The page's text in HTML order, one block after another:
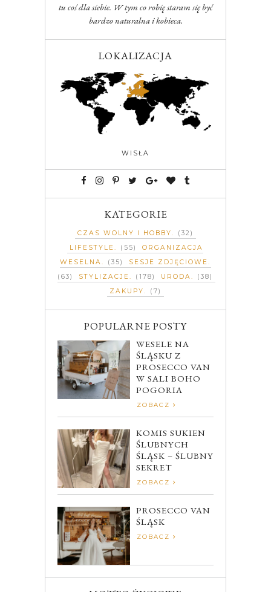
tu coś dla siebie. W tym co robię staram się być
bardzo naturalna i kobieca.
LOKALIZACJA
WISŁA
KATEGORIE
CZAS WOLNY I HOBBY
(32)
LIFESTYLE
(55)
ORGANIZACJA
WESELNA
(35)
SESJE ZDJĘCIOWE
(63)
STYLIZACJE (178) URODA
(38)
ZAKUPY
(7)
POPULARNE POSTY
WESELE NA
ŚLĄSKU Z
PROSECCO VAN
W SALI BOHO
POGORIA
ZOBACZ
KOMIS SUKIEN
ŚLUBNYCH
ŚLĄSK – ŚLUBNY
SEKRET
ZOBACZ
PROSECCO VAN
ŚLĄSK
ZOBACZ